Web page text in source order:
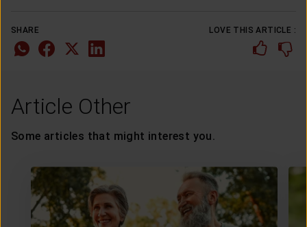
SHARE LOVE THIS ARTICLE :
Article Other
Some articles that might interest you.